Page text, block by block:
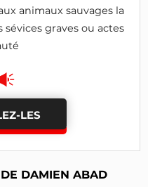
animaux sauvages la
graves ou actes
LES
DAMIEN ABAD